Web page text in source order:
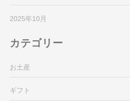
2025年10月
カテゴリー
お土産
ギフト